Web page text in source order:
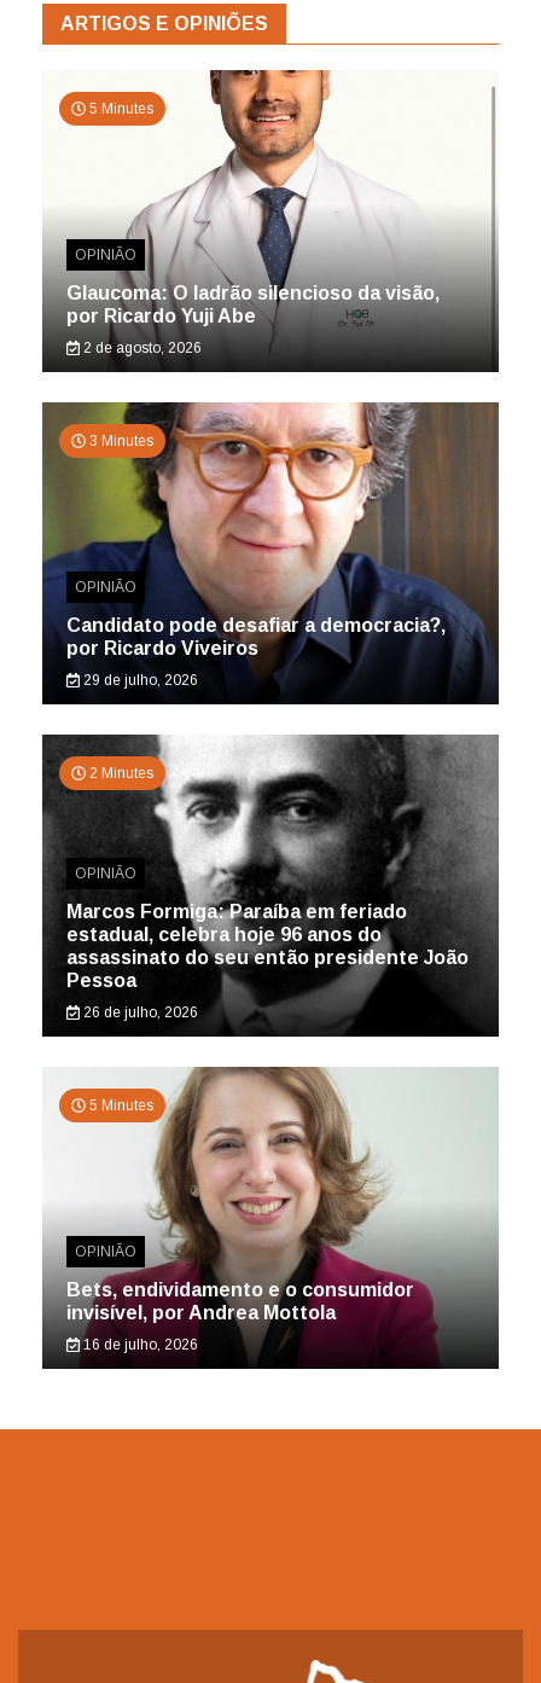
ARTIGOS E OPINIÕES
5 Minutes
OPINIÃO
Glaucoma: O ladrão silencioso da visão,
por Ricardo Yuji Abe
2 de agosto, 2026
3 Minutes
OPINIÃO
Candidato pode desafiar a democracia?,
por Ricardo Viveiros
29 de julho, 2026
2 Minutes
OPINIÃO
Marcos Formiga: Paraíba em feriado
estadual, celebra hoje 96 anos do
assassinato do seu então presidente João
Pessoa
26 de julho, 2026
5 Minutes
OPINIÃO
Bets, endividamento e o consumidor
invisível, por Andrea Mottola
16 de julho, 2026